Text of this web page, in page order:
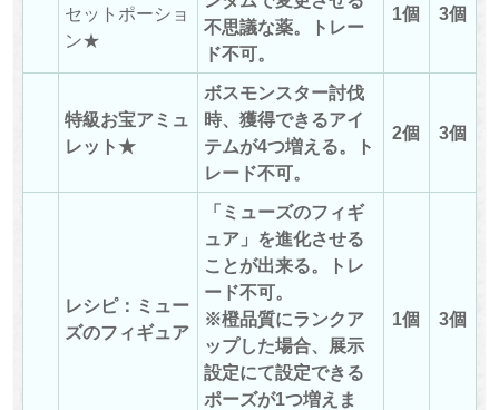
セットポーショ
ン★
不思議な薬。トレー
ド不可。
1個 3個
特級お宝アミュ
レット★
ボスモンスター討伐
時、獲得できるアイ
テムが4つ増える。ト
レード不可。
2個 3個
レシピ：ミュー
ズのフィギュア
「ミューズのフィギ
ュア」を進化させる
ことが出来る。トレ
ード不可。
※橙品質にランクア
ップした場合、展示
設定にて設定できる
ポーズが1つ増えま
1個 3個